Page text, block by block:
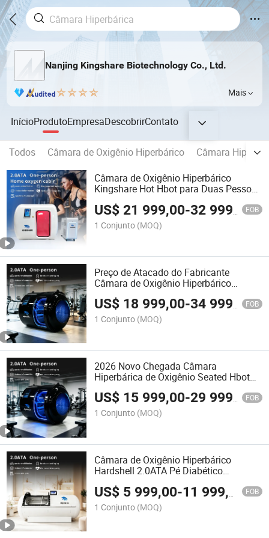
Nanjing Kingshare Biotechnology Co., Ltd.
Mais
InícioProdutoEmpresaDescobrirContato
Todos Câmara de Oxigênio Hiperbárico
Câmara
Câmara de Oxigênio Hiperbárico
Kingshare Hot Hbot para Duas Pessoas
2.0ATA
US$21 999,00-32 999,00 FOB
1 Conjunto (MOQ)
Preço de Atacado do Fabricante
Câmara de Oxigênio Hiperbárico
2.0ATA Hardshell Cuidados de Beleza
Anti Envelhecimento
US$ 18 999,00-34 999,00 FOB
1 Conjunto (MOQ)
2026 Novo Chegada Câmara
Hiperbárica de Oxigênio Seated Hbot
2.0ATA Reabilitação de Exercício
Terapia do Câncer
US$ 15 999,00-29 999,00 FOB
1 Conjunto (MOQ)
Câmara de Oxigênio Hiperbárico
Hardshell 2.0ATA Pé Diabético
US$ 5 999,00-11 999,00 FOB
1 Conjunto (MOQ)